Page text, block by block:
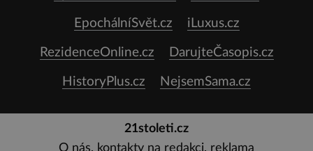
EpochálníSvět.cz iLuxus.cz
RezidenceOnline.cz DarujteČasopis.cz
HistoryPlus.cz NejsemSama.cz
21stoleti.cz
O nás, kontakty na redakci, reklama